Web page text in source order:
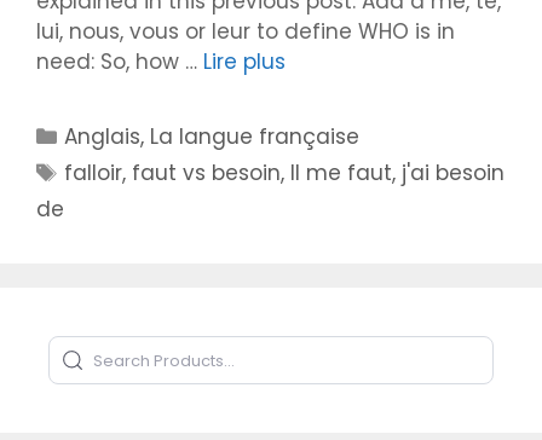
lui, nous, vous or leur to define WHO is in
need: So, how … Lire plus
Catégories
Anglais, La langue française
Étiquettes
falloir, faut vs besoin, Il me faut, j'ai besoin
de
Search Products
Type to search products